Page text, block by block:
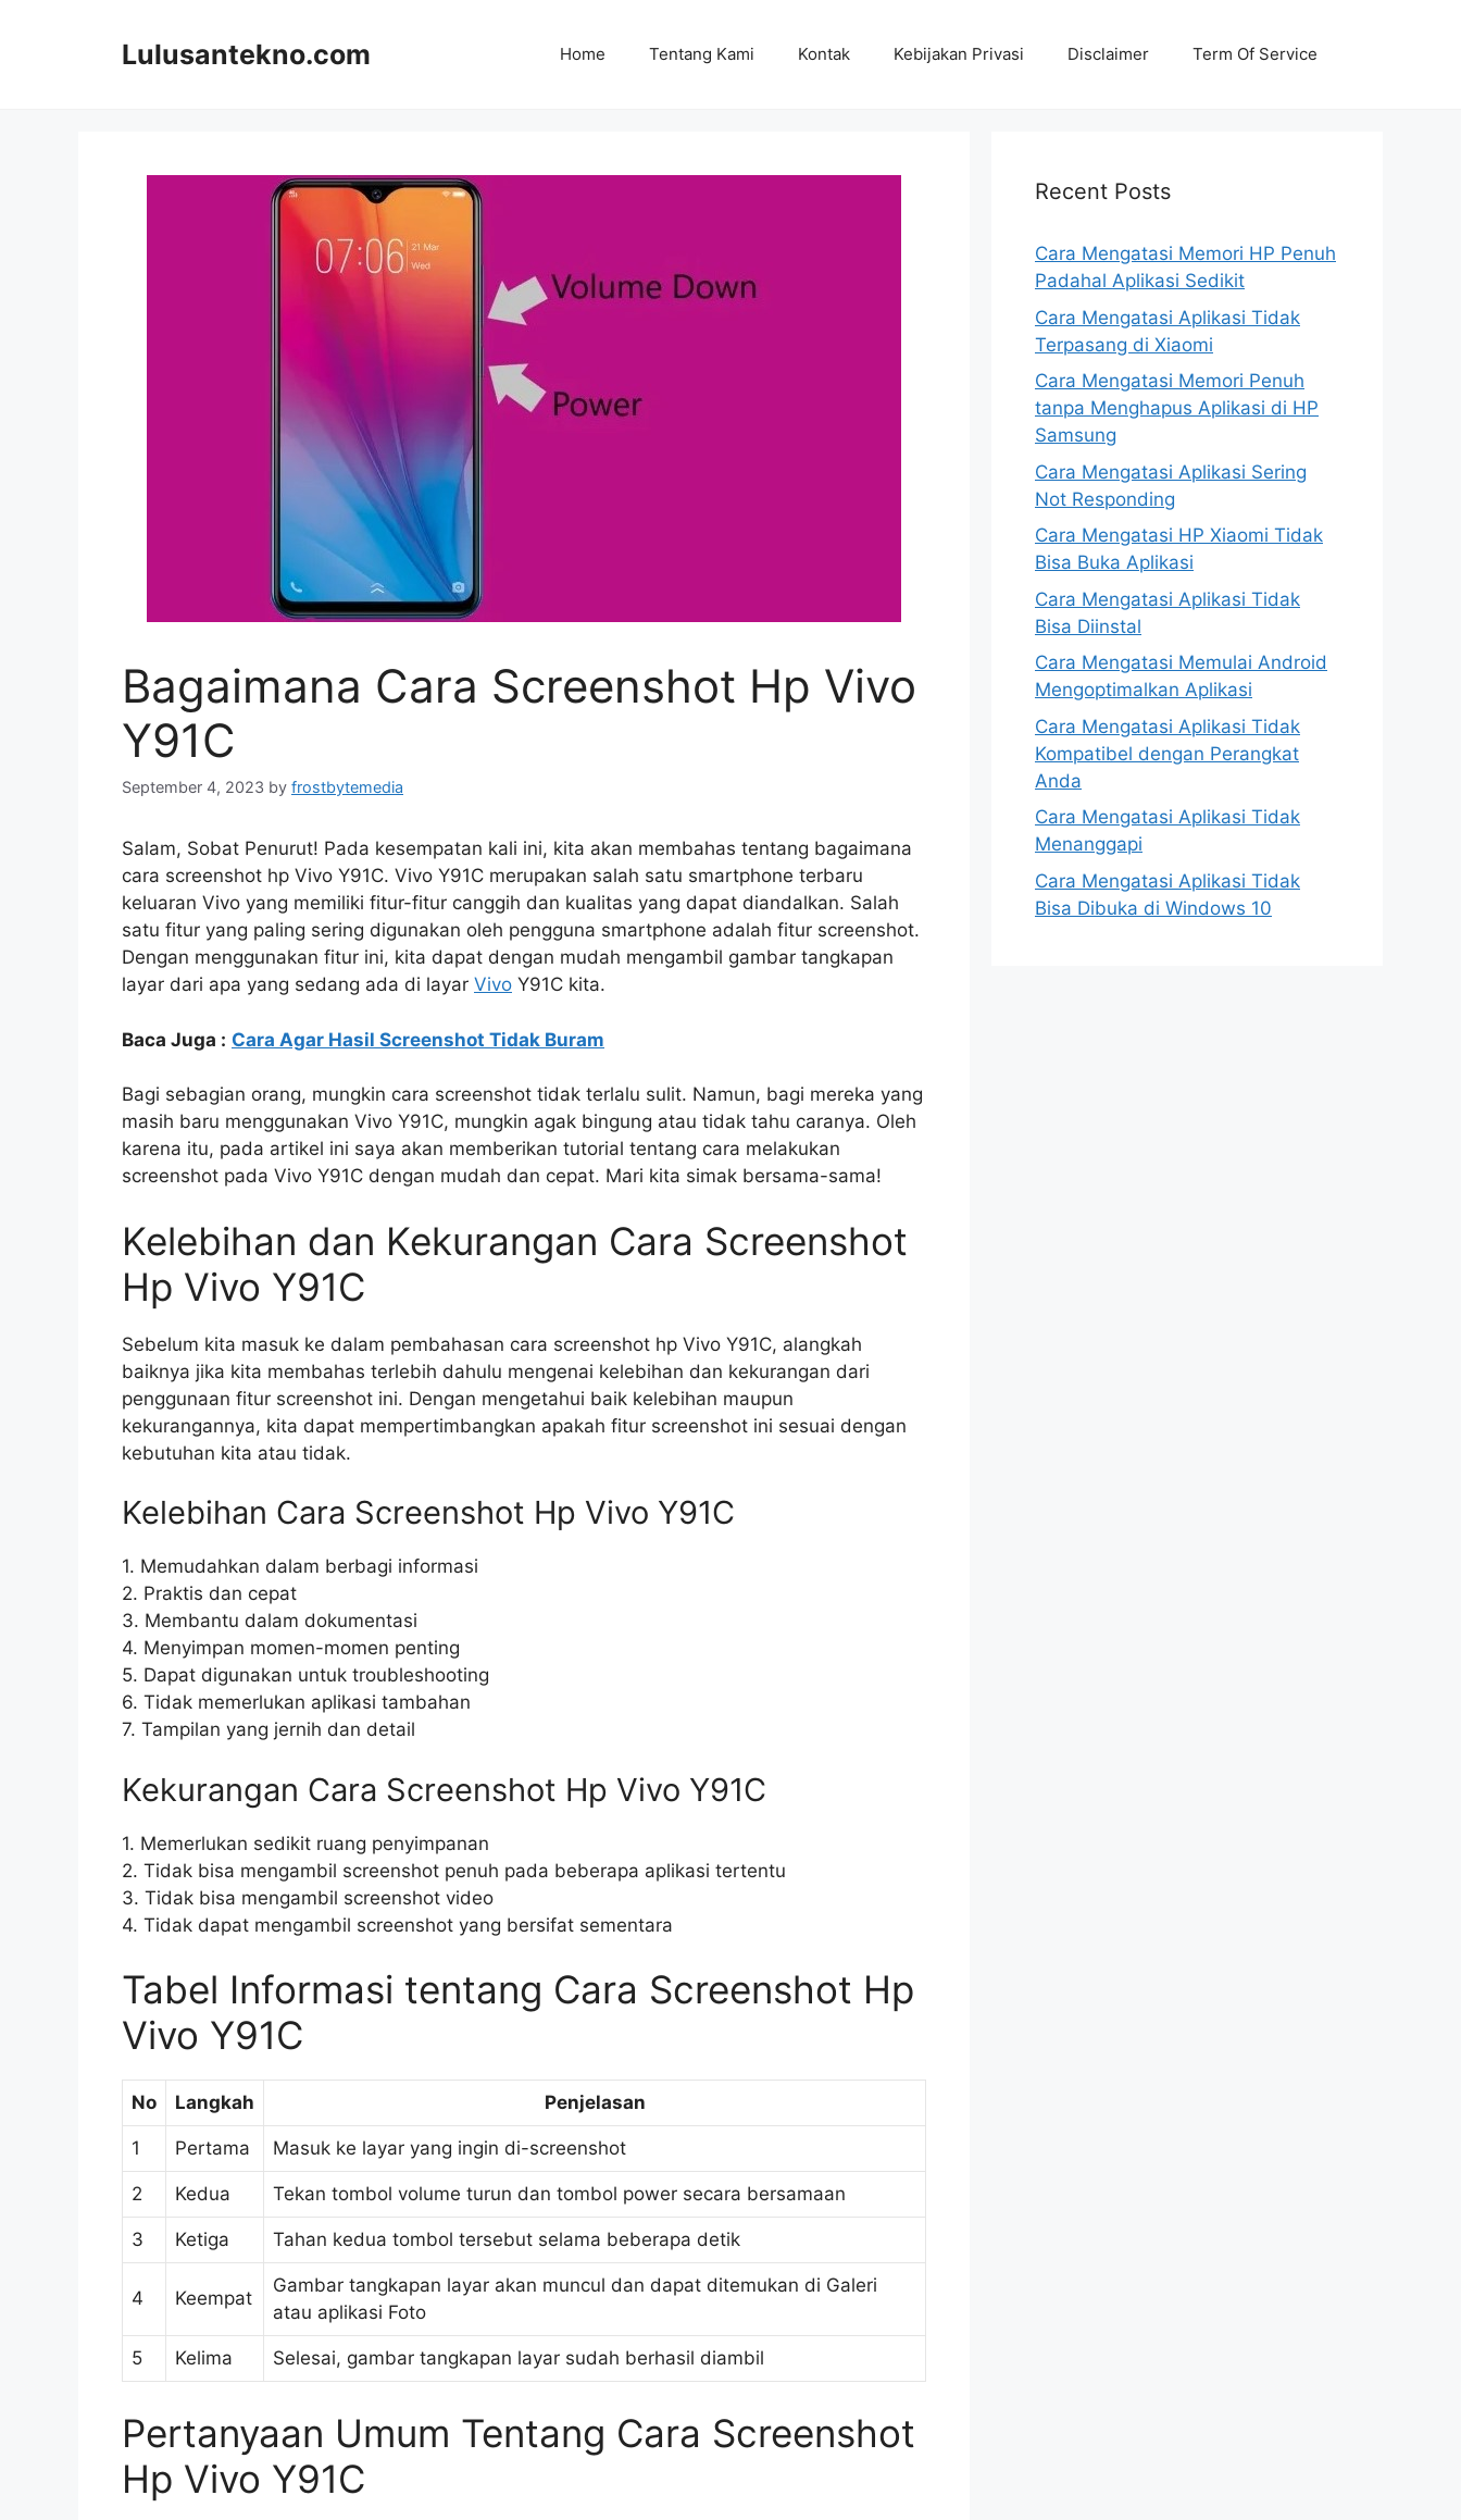
Lulusantekno.com Home Tentang Kami Kontak Kebijakan Privasi Disclaimer Term Of Service
Bagaimana Cara Screenshot Hp Vivo
Y91C
September 4, 2023 by frostbytemedia
Salam, Sobat Penurut! Pada kesempatan kali ini, kita akan membahas tentang bagaimana
cara screenshot hp Vivo Y91C. Vivo Y91C merupakan salah satu smartphone terbaru
keluaran Vivo yang memiliki fitur-fitur canggih dan kualitas yang dapat diandalkan. Salah
satu fitur yang paling sering digunakan oleh pengguna smartphone adalah fitur screenshot.
Dengan menggunakan fitur ini, kita dapat dengan mudah mengambil gambar tangkapan
layar dari apa yang sedang ada di layar Vivo Y91C kita.
Baca Juga : Cara Agar Hasil Screenshot Tidak Buram
Bagi sebagian orang, mungkin cara screenshot tidak terlalu sulit. Namun, bagi mereka yang
masih baru menggunakan Vivo Y91C, mungkin agak bingung atau tidak tahu caranya. Oleh
karena itu, pada artikel ini saya akan memberikan tutorial tentang cara melakukan
screenshot pada Vivo Y91C dengan mudah dan cepat. Mari kita simak bersama-sama!
Kelebihan dan Kekurangan Cara Screenshot
Hp Vivo Y91C
Sebelum kita masuk ke dalam pembahasan cara screenshot hp Vivo Y91C, alangkah
baiknya jika kita membahas terlebih dahulu mengenai kelebihan dan kekurangan dari
penggunaan fitur screenshot ini. Dengan mengetahui baik kelebihan maupun
kekurangannya, kita dapat mempertimbangkan apakah fitur screenshot ini sesuai dengan
kebutuhan kita atau tidak.
Kelebihan Cara Screenshot Hp Vivo Y91C
1. Memudahkan dalam berbagi informasi
2. Praktis dan cepat
3. Membantu dalam dokumentasi
4. Menyimpan momen-momen penting
5. Dapat digunakan untuk troubleshooting
6. Tidak memerlukan aplikasi tambahan
7. Tampilan yang jernih dan detail
Kekurangan Cara Screenshot Hp Vivo Y91C
1. Memerlukan sedikit ruang penyimpanan
2. Tidak bisa mengambil screenshot penuh pada beberapa aplikasi tertentu
3. Tidak bisa mengambil screenshot video
4. Tidak dapat mengambil screenshot yang bersifat sementara
Tabel Informasi tentang Cara Screenshot Hp
Vivo Y91C
No Langkah Penjelasan
1 Pertama Masuk ke layar yang ingin di-screenshot
2 Kedua Tekan tombol volume turun dan tombol power secara bersamaan
3 Ketiga Tahan kedua tombol tersebut selama beberapa detik
4 Keempat
Gambar tangkapan layar akan muncul dan dapat ditemukan di Galeri
atau aplikasi Foto
5 Kelima Selesai, gambar tangkapan layar sudah berhasil diambil
Pertanyaan Umum Tentang Cara Screenshot
Hp Vivo Y91C
Recent Posts
Cara Mengatasi Memori HP Penuh
Padahal Aplikasi Sedikit
Cara Mengatasi Aplikasi Tidak
Terpasang di Xiaomi
Cara Mengatasi Memori Penuh
tanpa Menghapus Aplikasi di HP
Samsung
Cara Mengatasi Aplikasi Sering
Not Responding
Cara Mengatasi HP Xiaomi Tidak
Bisa Buka Aplikasi
Cara Mengatasi Aplikasi Tidak
Bisa Diinstal
Cara Mengatasi Memulai Android
Mengoptimalkan Aplikasi
Cara Mengatasi Aplikasi Tidak
Kompatibel dengan Perangkat
Anda
Cara Mengatasi Aplikasi Tidak
Menanggapi
Cara Mengatasi Aplikasi Tidak
Bisa Dibuka di Windows 10